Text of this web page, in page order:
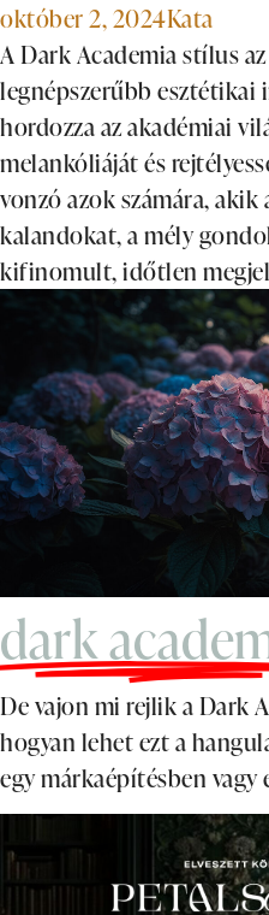
október 2, 2024Kata
A Dark Academia stílus
legnépszerűbb esztétikai
hordozza az akadémiai
melankóliáját és
vonzó azok számára,
kalandokat, a mély
kifinomult, időtlen
dark
De vajon mi rejlik a Dark
hogyan lehet ezt a
egy márkaépítésben vagy